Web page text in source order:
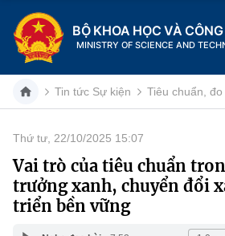
BỘ KHOA HỌC VÀ CÔNG
MINISTRY OF SCIENCE AND
Danh mục
Trang chủ
Tin tức Sự kiện Tiêu chuẩn,
Thứ tư, 22/10/2025 15:07
Vai trò của tiêu chuẩn
trưởng xanh, chuyển đổi
triển bền vững